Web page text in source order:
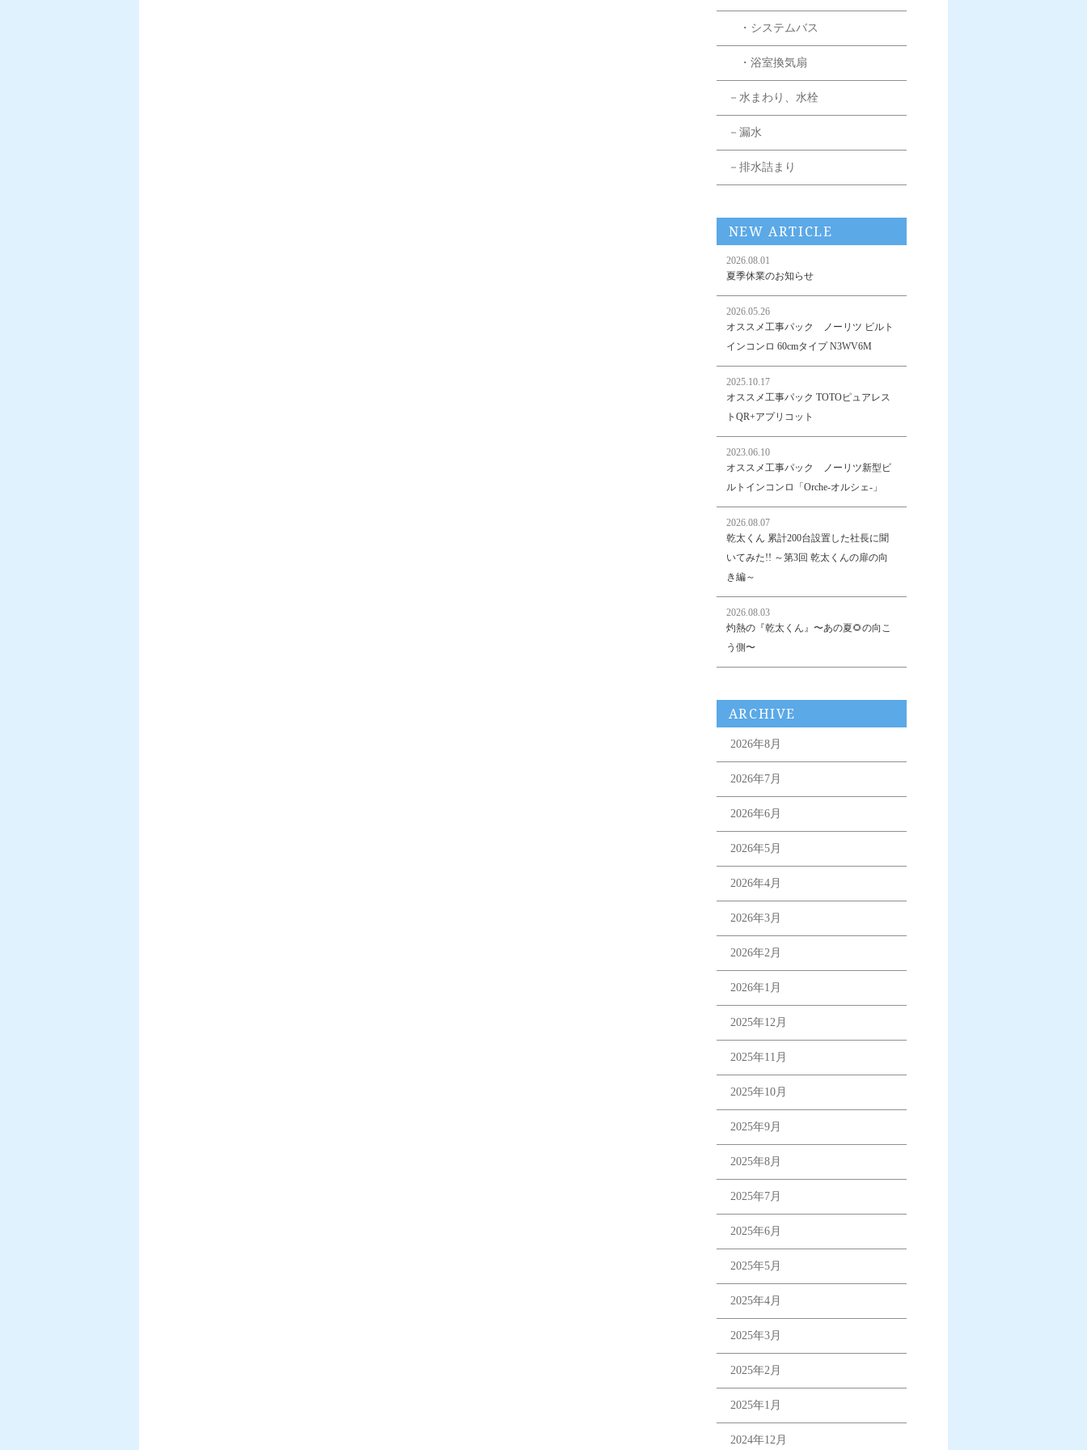
・システムバス
・浴室換気扇
－水まわり、水栓
－漏水
－排水詰まり
NEW ARTICLE
2026.08.01
夏季休業のお知らせ
2026.05.26
オススメ工事パック ノーリツ ビルト
インコンロ 60cmタイプ N3WV6M
2025.10.17
オススメ工事パック TOTOピュアレス
トQR+アプリコット
2023.06.10
オススメ工事パック ノーリツ新型ビ
ルトインコンロ「Orche-オルシェ-」
2026.08.07
乾太くん 累計200台設置した社長に聞
いてみた!! ～第3回 乾太くんの扉の向
き編～
2026.08.03
灼熱の『乾太くん』〜あの夏🌻の向こ
う側〜
ARCHIVE
2026年8月
2026年7月
2026年6月
2026年5月
2026年4月
2026年3月
2026年2月
2026年1月
2025年12月
2025年11月
2025年10月
2025年9月
2025年8月
2025年7月
2025年6月
2025年5月
2025年4月
2025年3月
2025年2月
2025年1月
2024年12月